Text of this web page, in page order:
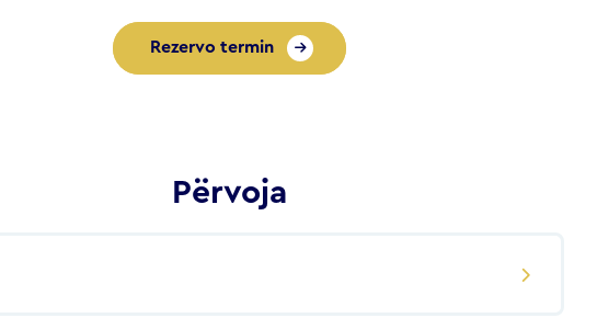
Rezervo termin
Përvoja